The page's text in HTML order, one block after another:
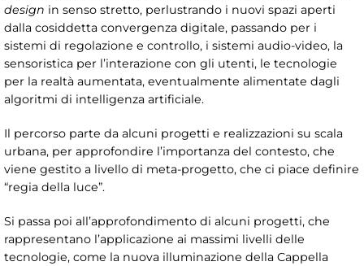
design in senso stretto, perlustrando i nuovi spazi aperti
dalla cosiddetta convergenza digitale, passando per i
sistemi di regolazione e controllo, i sistemi audio-video, la
sensoristica per l’interazione con gli utenti, le tecnologie
per la realtà aumentata, eventualmente alimentate dagli
algoritmi di intelligenza artificiale.
Il percorso parte da alcuni progetti e realizzazioni su scala
urbana, per approfondire l’importanza del contesto, che
viene gestito a livello di meta-progetto, che ci piace definire
“regia della luce”.
Si passa poi all’approfondimento di alcuni progetti, che
rappresentano l’applicazione ai massimi livelli delle
tecnologie, come la nuova illuminazione della Cappella